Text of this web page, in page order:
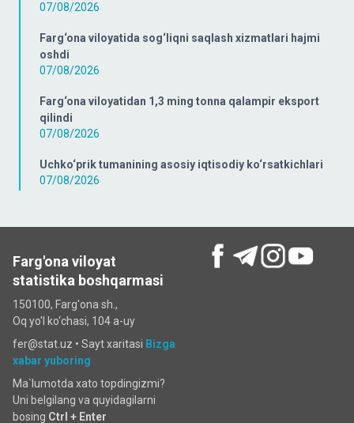
07/08/2026
Farg‘ona viloyatida sog‘liqni saqlash xizmatlari hajmi
oshdi
07/08/2026
Farg‘ona viloyatidan 1,3 ming tonna qalampir eksport
qilindi
07/08/2026
Uchko‘prik tumanining asosiy iqtisodiy ko‘rsatkichlari
07/08/2026
Farg'ona viloyat
statistika boshqarmasi
150100, Farg'ona sh.,
Oq yo'l ko‘chаsi, 104 a-uy
fer@stat.uz • Sayt xaritasi Bizga
xabar yuboring
Ma`lumotda xato topdingizmi?
Uni belgilang va quyidagilarni
bosing Ctrl + Enter